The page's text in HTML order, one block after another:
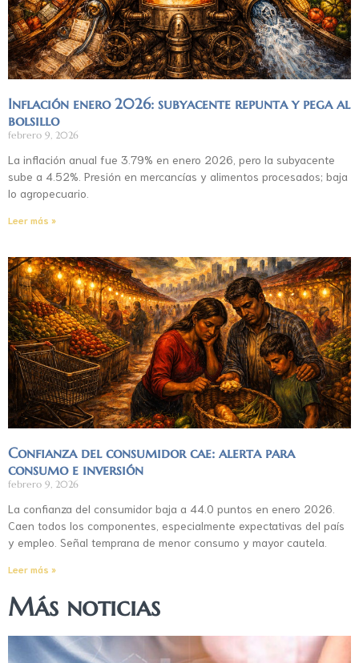
Inflación enero 2026: subyacente repunta y pega al
bolsillo
febrero 9, 2026
La inflación anual fue 3.79% en enero 2026, pero la subyacente
sube a 4.52%. Presión en mercancías y alimentos procesados; baja
lo agropecuario.
Leer más »
Confianza del consumidor cae: alerta para
consumo e inversión
febrero 9, 2026
La confianza del consumidor baja a 44.0 puntos en enero 2026.
Caen todos los componentes, especialmente expectativas del país
y empleo. Señal temprana de menor consumo y mayor cautela.
Leer más »
Más noticias